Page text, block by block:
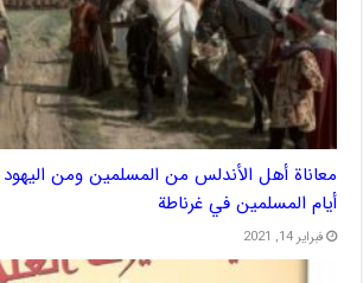
معاناة أهل الأندلس من المسلمين ومن
أيام المسلمين في غرناطة
فبراير 14, 2021